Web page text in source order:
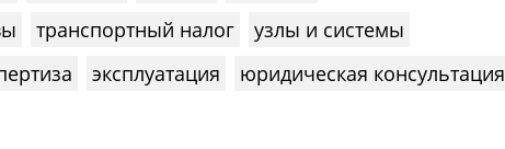
транспортный налог
узлы и системы
эксплуатация юридическая консультация